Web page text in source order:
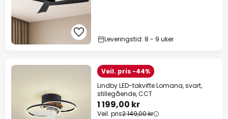
Leveringstid: 8 - 9 uker
Veil. pris -44%
Lindby LED-takvifte Lomana, svart,
stillegående, CCT
1 199,00 kr
Veil. pris2 149,00 kr